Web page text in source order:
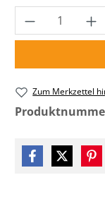
Produkt
Zum Merkzettel